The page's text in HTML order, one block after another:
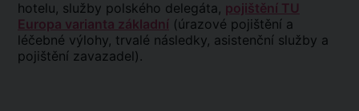
hotelu, služby polského delegáta, pojištění TU
Europa varianta základní (úrazové pojištění a
léčebné výlohy, trvalé následky, asistenční služby a
pojištění zavazadel).